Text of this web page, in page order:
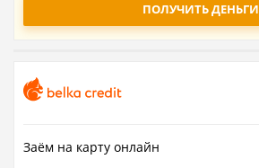
ПОЛУЧИТЬ ДЕНЬГИ
Заём на карту онлайн